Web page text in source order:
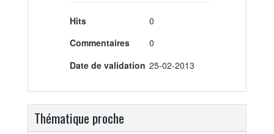
Hits
0
Commentaires
0
Date de validation 25-02-2013
Thématique proche